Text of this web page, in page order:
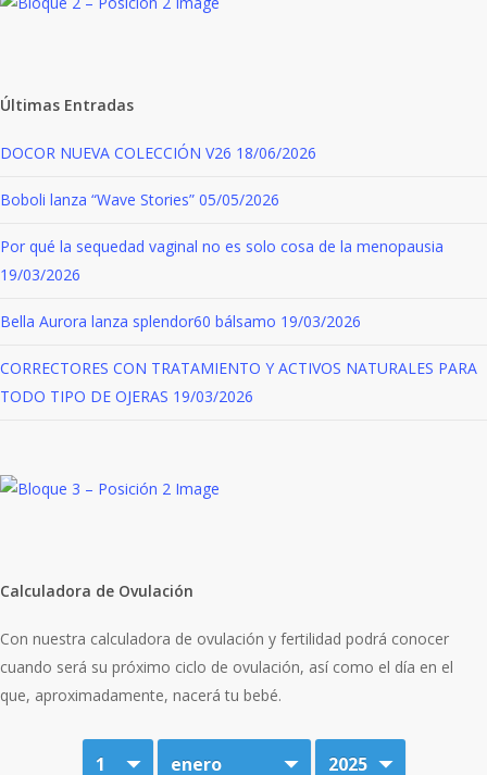
Últimas Entradas
DOCOR NUEVA COLECCIÓN V26 18/06/2026
Boboli lanza “Wave Stories” 05/05/2026
Por qué la sequedad vaginal no es solo cosa de la menopausia
19/03/2026
Bella Aurora lanza splendor60 bálsamo 19/03/2026
CORRECTORES CON TRATAMIENTO Y ACTIVOS NATURALES PARA
TODO TIPO DE OJERAS 19/03/2026
Calculadora de Ovulación
Con nuestra calculadora de ovulación y fertilidad podrá conocer
cuando será su próximo ciclo de ovulación, así como el día en el
que, aproximadamente, nacerá tu bebé.